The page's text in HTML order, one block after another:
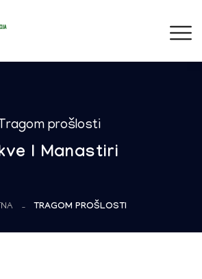
Tragom prošlosti
I Manastiri
TRAGOM PROŠLOSTI